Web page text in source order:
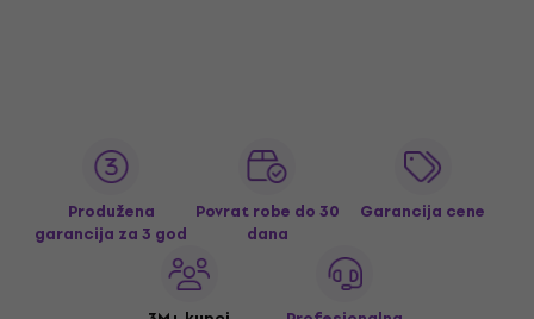
Produžena
garancija za 3 god
Povrat robe do 30
dana
Garancija cene